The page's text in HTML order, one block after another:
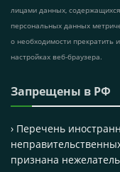
лицами данных,
персональных данных
о необходимости прекратить
настройках веб-браузера.
Запрещены в РФ
› Перечень
признана